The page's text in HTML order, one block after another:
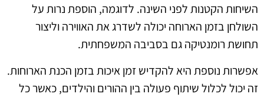
השיחות הקטנות לפני השינה. לדוגמה, הוספת נרות על
השולחן בזמן הארוחה יכולה לשדרג את האווירה וליצור
תחושת רומנטיקה גם בסביבה המשפחתית.
אפשרות נוספת היא להקדיש זמן איכות בזמן הכנת הארוחות.
זה יכול לכלול שיתוף פעולה בין ההורים והילדים, כאשר כל